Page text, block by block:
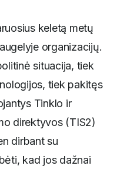
keletą metų
organizacijų.
situacija, tiek
tiek pakitęs
Tinklo ir
direktyvos (TIS2)
dirbant su
kad jos dažnai